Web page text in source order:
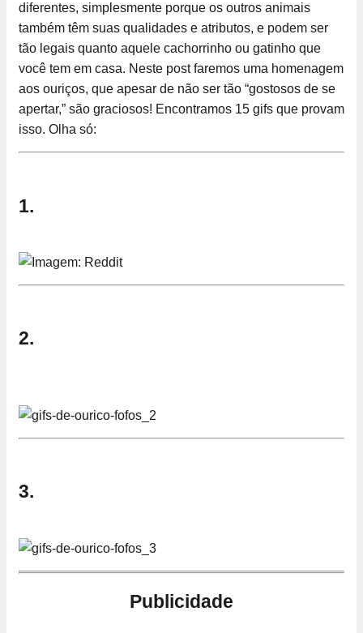
diferentes, simplesmente porque os outros animais
também têm suas qualidades e atributos, e podem ser
tão legais quanto aquele cachorrinho ou gatinho que
você tem em casa. Neste post faremos uma homenagem
aos ouriços, que apesar de não ser tão “gostosos de se
apertar,” são graciosos! Encontramos 15 gifs que provam
isso. Olha só:
1.
2.
3.
Publicidade